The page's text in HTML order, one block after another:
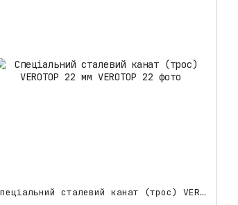
Спеціальний сталевий канат (трос) VEROTOP 22 мм